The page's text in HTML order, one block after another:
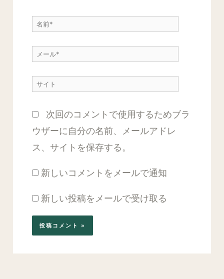
入
名
メ
ル
サ
ト
次回のコメントで使用するためブラ
ウザーに自分の名前、メールアドレ
ス、サイトを保存する。
新しいコメントをメールで通知
新しい投稿をメールで受け取る